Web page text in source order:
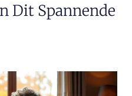
Dit Spannende